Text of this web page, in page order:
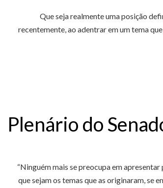
Que seja realmente uma posição
recentemente, ao adentrar em um tema
Plenário do
“Ninguém mais se preocupa em
que sejam os temas que as originaram, se